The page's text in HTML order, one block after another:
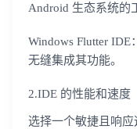
Android 生态系统的
Windows Flutter IDE
无缝集成其功能。
2.IDE 的性能和速度
选择一个敏捷且响